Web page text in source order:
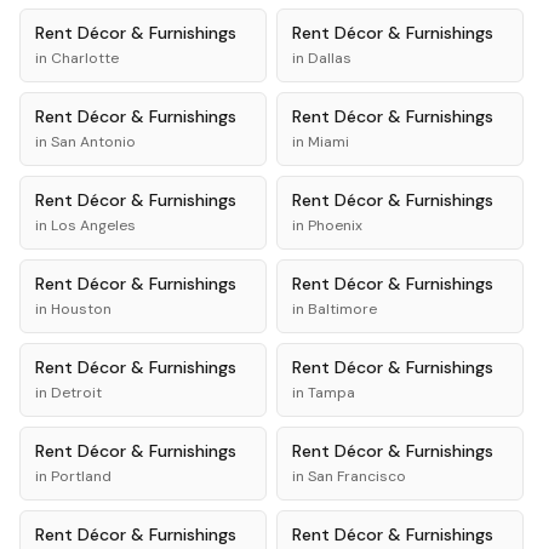
Rent Décor & Furnishings
in Charlotte
Rent Décor & Furnishings
in Dallas
Rent Décor & Furnishings
in San Antonio
Rent Décor & Furnishings
in Miami
Rent Décor & Furnishings
in Los Angeles
Rent Décor & Furnishings
in Phoenix
Rent Décor & Furnishings
in Houston
Rent Décor & Furnishings
in Baltimore
Rent Décor & Furnishings
in Detroit
Rent Décor & Furnishings
in Tampa
Rent Décor & Furnishings
in Portland
Rent Décor & Furnishings
in San Francisco
Rent Décor & Furnishings Rent Décor & Furnishings